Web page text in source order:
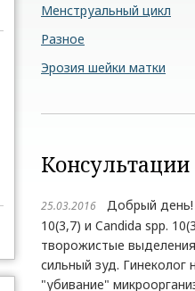
Менструальный цикл
Разное
Эрозия шейки матки
Консультации
25.03.2016 Добрый день!
10(3,7) и Candida spp.
творожистые
сильный зуд. Гинеколог
"убивание"